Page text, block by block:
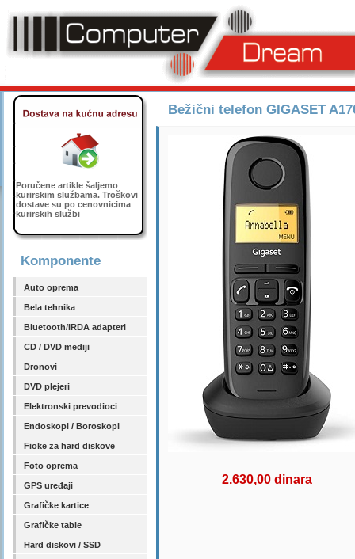
Poručene artikle šaljemo
kurirskim službama. Troškovi
dostave su po cenovnicima
kurirskih službi
Komponente
Auto oprema
Bela tehnika
Bluetooth/IRDA adapteri
CD / DVD mediji
Dronovi
DVD plejeri
Elektronski prevodioci
Endoskopi / Boroskopi
Fioke za hard diskove
Foto oprema
GPS uređaji
Grafičke kartice
Grafičke table
Hard diskovi / SSD
Bežični telefon GIGASET
2.630,00 dinara